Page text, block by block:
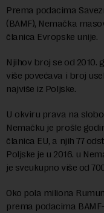
Prema podacima
(BAMF), Nemačka
članica Evropske unije.
Njihov broj se od 2010.
više povećava i broj
najviše iz Poljske.
U okviru prava na
Nemačku je prošle
članica EU, a njih 77
Poljske je u 2016. u
je sveukupno više od
Oko pola miliona
prema podacima